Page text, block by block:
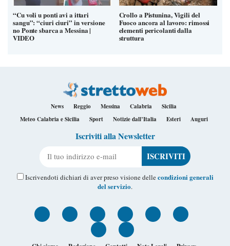
“Cu voli u ponti avi a ittari
sangu”: “ciuri ciuri” in versione
no Ponte sbarca a Messina |
VIDEO
Crollo a Pistunina, Vigili del
Fuoco ancora al lavoro: rimossi
elementi pericolanti dalla
struttura
News Reggio Messina Calabria
Sicilia
Meteo Calabria e Sicilia
Sport Notizie dall’Italia Esteri Auguri
Iscriviti alla Newsletter
Iscrivendoti dichiari di aver preso visione dellecondizioni generali
del servizio.